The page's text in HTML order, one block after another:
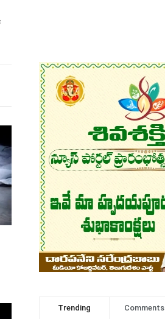
Trending Comments